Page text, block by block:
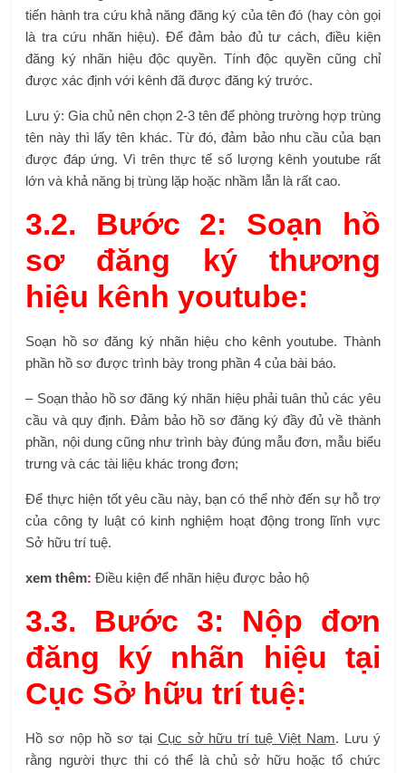
tiến hành tra cứu khả năng đăng ký của tên đó (hay còn gọi
là tra cứu nhãn hiệu). Để đảm bảo đủ tư cách, điều kiện
đăng ký nhãn hiệu độc quyền. Tính độc quyền cũng chỉ
được xác định với kênh đã được đăng ký trước.
Lưu ý: Gia chủ nên chọn 2-3 tên để phòng trường hợp trùng
tên này thì lấy tên khác. Từ đó, đảm bảo nhu cầu của bạn
được đáp ứng. Vì trên thực tế số lượng kênh youtube rất
lớn và khả năng bị trùng lặp hoặc nhầm lẫn là rất cao.
3.2. Bước 2: Soạn hồ
sơ đăng ký thương
hiệu kênh youtube:
Soạn hồ sơ đăng ký nhãn hiệu cho kênh youtube. Thành
phần hồ sơ được trình bày trong phần 4 của bài báo.
– Soạn thảo hồ sơ đăng ký nhãn hiệu phải tuân thủ các yêu
cầu và quy định. Đảm bảo hồ sơ đăng ký đầy đủ về thành
phần, nội dung cũng như trình bày đúng mẫu đơn, mẫu biểu
trưng và các tài liệu khác trong đơn;
Để thực hiện tốt yêu cầu này, bạn có thể nhờ đến sự hỗ trợ
của công ty luật có kinh nghiệm hoạt động trong lĩnh vực
Sở hữu trí tuệ.
xem thêm: Điều kiện để nhãn hiệu được bảo hộ
3.3. Bước 3: Nộp đơn
đăng ký nhãn hiệu tại
Cục Sở hữu trí tuệ:
Hồ sơ nộp hồ sơ tại Cục sở hữu trí tuệ Việt Nam. Lưu ý
rằng người thực thi có thể là chủ sở hữu hoặc tổ chức